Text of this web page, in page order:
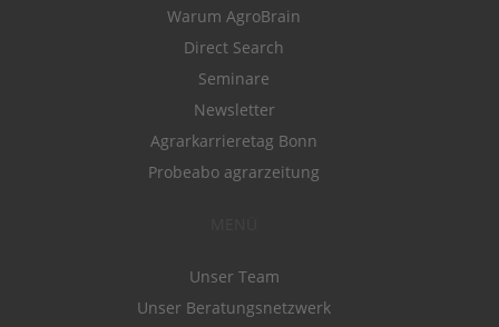
Warum AgroBrain
Direct Search
Seminare
Newsletter
Agrarkarrieretag Bonn
Probeabo agrarzeitung
Unser Team
Unser Beratungsnetzwerk